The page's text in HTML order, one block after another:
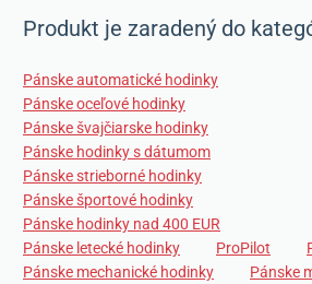
Produkt je zaradený do
Pánske automatické hodinky
Pánske oceľové hodinky
Pánske švajčiarske hodinky
Pánske hodinky s dátumom
Pánske strieborné hodinky
Pánske športové hodinky
Pánske hodinky nad 400 EUR
Pánske letecké hodinky
ProPilot
Pánske mechanické hodinky
Pánske